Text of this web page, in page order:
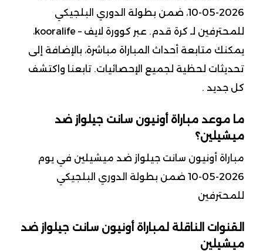
2026-05-10، ضمن بطولة الدوري البلجيكي
للمحترفين لـ كرة قدم. عبر كوورة لايف – kooralife،
يمكنك متابعة أحداث المباراة مباشرة، بالإضافة إلى
تحديثات لحظية لجميع الإحصائيات. تابعنا واكتشف
كل جديد .
ما موعد مباراة أونيون سانت جيلواز ضد
ميشيلين؟
مباراة أونيون سانت جيلواز ضد ميشيلين في يوم
2026-05-10 ضمن بطولة الدوري البلجيكي
للمحترفين
القنوات الناقلة لمباراة أونيون سانت جيلواز ضد
ميشيلين